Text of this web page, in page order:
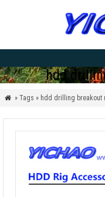
hdd
 » Tags » hdd drilling breakout